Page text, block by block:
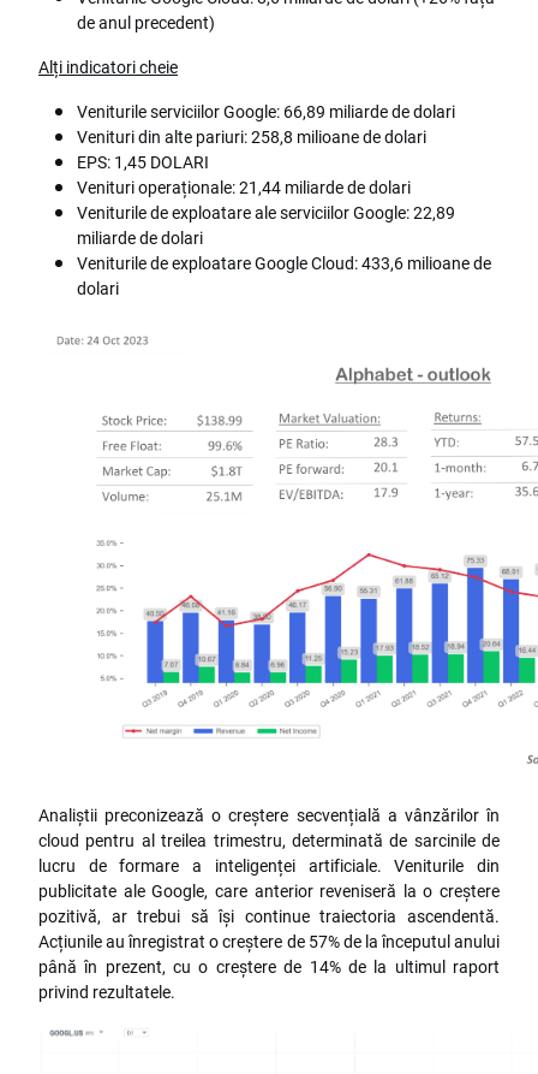
de anul precedent)
Alți indicatori cheie
Veniturile serviciilor Google: 66,89 miliarde de dolari
Venituri din alte pariuri: 258,8 milioane de dolari
EPS: 1,45 DOLARI
Venituri operaționale: 21,44 miliarde de dolari
Veniturile de exploatare ale serviciilor Google: 22,89
miliarde de dolari
Veniturile de exploatare Google Cloud: 433,6 milioane de
dolari
Analiștii preconizează o creștere secvențială a vânzărilor în
cloud pentru al treilea trimestru, determinată de sarcinile de
lucru de formare a inteligenței artificiale. Veniturile din
publicitate ale Google, care anterior reveniseră la o creștere
pozitivă, ar trebui să își continue traiectoria ascendentă.
Acțiunile au înregistrat o creștere de 57% de la începutul anului
până în prezent, cu o creștere de 14% de la ultimul raport
privind rezultatele.